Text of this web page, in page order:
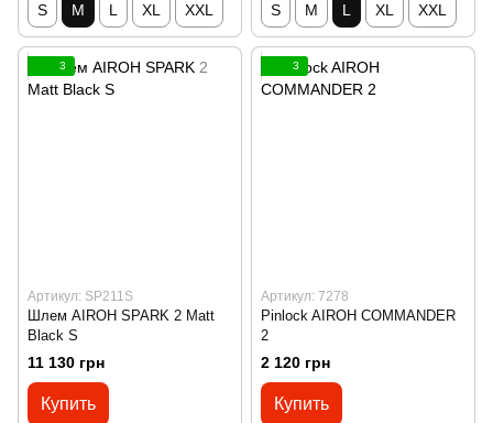
S M L XL XXL S M L XL XXL
3
Артикул: SP211S
Шлем AIROH SPARK 2 Matt
Black S
11 130 грн
Купить
3
Артикул: 7278
Pinlock AIROH COMMANDER
2
2 120 грн
Купить